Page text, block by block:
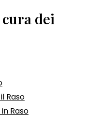
dei
Raso
Raso